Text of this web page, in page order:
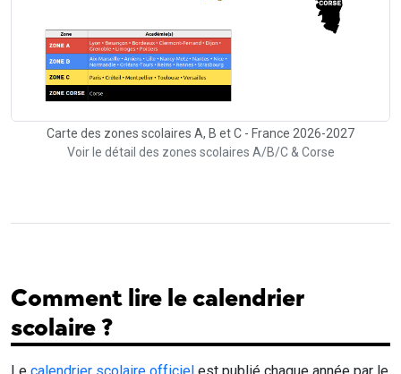
Carte des zones scolaires A, B et C - France 2026-2027
Voir le détail des zones scolaires A/B/C & Corse
Comment lire le calendrier
scolaire ?